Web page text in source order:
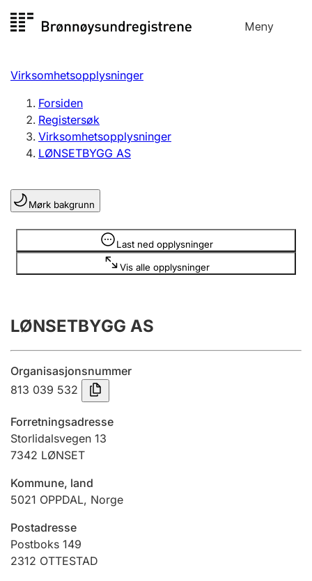
til
Meny
Registersøk
Aksjeselskap
Enkeltpersonforetak
Registrere, endre, slette
Lag og forening
Registrere, endre, slette
Årsregnskap
Innsending og forsinkelsesgebyr
Tinglysing
Jeger
Ektepaktveileder
Virksomhetsopplysninger
Forsiden
Registersøk
Virksomhetsopplysninger
LØNSETBYGG AS
Mørk bakgrunn
Last ned opplysninger
Vis alle opplysninger
Opplysninger er skjult
LØNSETBYGG AS
Organisasjonsnummer
813 039 532
Forretningsadresse
Storlidalsvegen 13
7342 LØNSET
Kommune, land
5021 OPPDAL, Norge
Postadresse
Postboks 149
2312 OTTESTAD